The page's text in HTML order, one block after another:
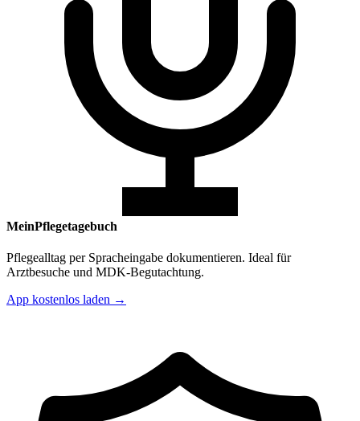
MeinPflegetagebuch
Pflegealltag per Spracheingabe dokumentieren. Ideal für
Arztbesuche und MDK-Begutachtung.
App kostenlos laden →